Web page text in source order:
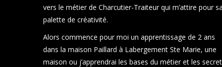
vers le métier de Charcutier-Traiteur qui m’attire pour
palette de créativité.
Alors commence pour moi un apprentissage de 2 ans
dans la maison Paillard à Labergement Ste Marie, une
maison ou j’apprendrai les bases du métier et les